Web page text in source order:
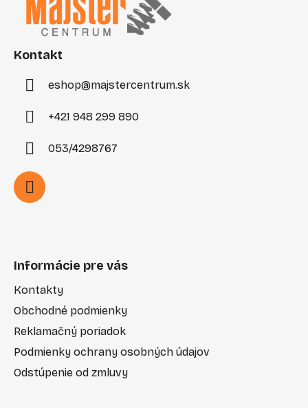
Kontakt
eshop@majstercentrum.sk
+421 948 299 890
053/4298767
Informácie pre vás
Kontakty
Obchodné podmienky
Reklamačný poriadok
Podmienky ochrany osobných údajov
Odstúpenie od zmluvy